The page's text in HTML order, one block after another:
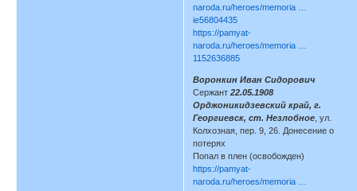
naroda.ru/heroes/memoria …
ie56804435
https://pamyat-
naroda.ru/heroes/memoria …
1152636885
Воронкин Иван Сидорович
Сержант22.05.1908
Орджоникидзевский край, г.
Георгиевск, ст. Незлобное , ул.
Колхозная, пер. 9, 26. Донесение о
потерях
Попал в плен (освобожден)
https://pamyat-
naroda.ru/heroes/memoria …